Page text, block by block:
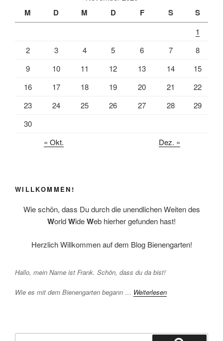
M D M D F S S
1
2
3 4 5 6 7
8
9
10 11 12 13 14
15
16
17 18 19 20 21
22
23
24 25 26 27 28
29
30
« Okt.
Dez. »
WILLKOMMEN!
Wie schön, dass Du durch die unendlichen Weiten des
WorldWideWeb hierher gefunden hast!
Herzlich Willkommen auf dem Blog Bienengarten!
Hallo, mein Name ist Frank. Schön, dass du da bist!
Wie es mit dem Bienengarten begann … Weiterlesen